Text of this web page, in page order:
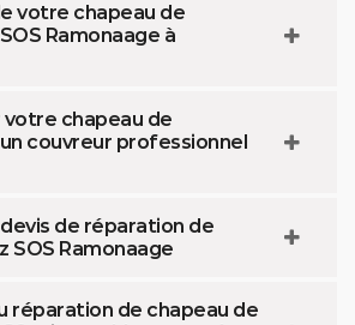
votre chapeau de
Ramonaage à
chapeau de
couvreur professionnel
de réparation de
SOS Ramonaage
réparation de chapeau de